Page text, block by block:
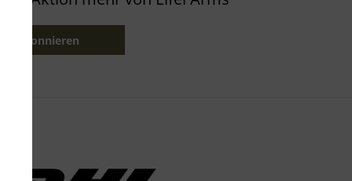
abonnieren